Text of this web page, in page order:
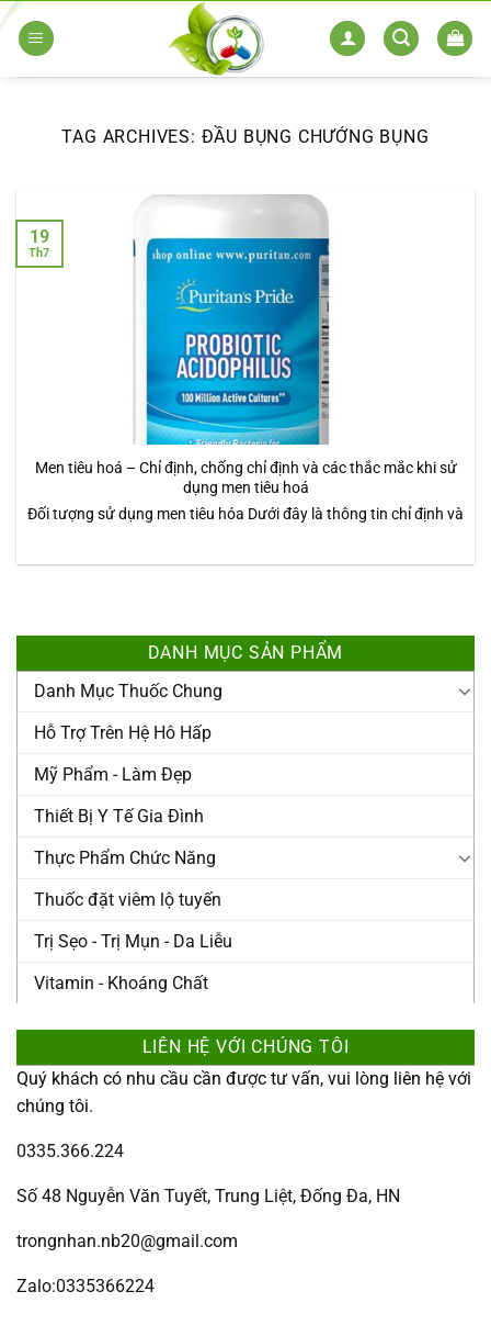
Skip
TAG ARCHIVES: ĐẦU BỤNG CHƯỚNG BỤNG
Men tiêu hoá – Chỉ định, chống chỉ định và các thắc mắc khi sử
dụng men tiêu hoá
Đối tượng sử dụng men tiêu hóa Dưới đây là thông tin chỉ định và
19
Th7
DANH MỤC SẢN PHẨM
Danh Mục Thuốc Chung
Hỗ Trợ Trên Hệ Hô Hấp
Mỹ Phẩm - Làm Đẹp
Thiết Bị Y Tế Gia Đình
Thực Phẩm Chức Năng
Thuốc đặt viêm lộ tuyến
Trị Sẹo - Trị Mụn - Da Liễu
Vitamin - Khoáng Chất
LIÊN HỆ VỚI CHÚNG TÔI
Quý khách có nhu cầu cần được tư vấn, vui lòng liên hệ với
chúng tôi.
0335.366.224
Số 48 Nguyễn Văn Tuyết, Trung Liệt, Đống Đa, HN
trongnhan.nb20@gmail.com
Zalo:0335366224